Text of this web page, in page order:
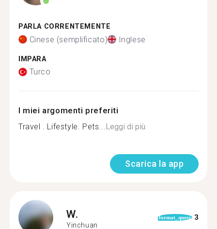
PARLA CORRENTEMENTE
Cinese (semplificato) Inglese
IMPARA
Turco
I miei argomenti preferiti
Travel . Lifestyle. Pets...Leggi di più
Scarica la app
W.
Yinchuan
format_quote 3